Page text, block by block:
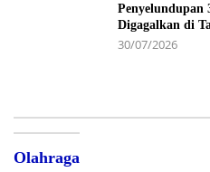
Digagalkan di
30/07/2026
Olahraga